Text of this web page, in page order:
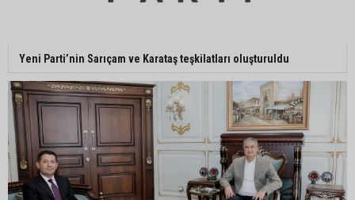
Adanalı NASA astronotu Deniz Burnham uzaya
Kozan’da üreticilere yangın ve anız uyarısı
Yeni Parti’nin Sarıçam ve Karataş teşkilatları oluşturuldu